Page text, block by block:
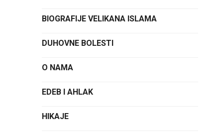
BIOGRAFIJE VELIKANA ISLAMA
DUHOVNE BOLESTI
O NAMA
EDEB I AHLAK
HIKAJE